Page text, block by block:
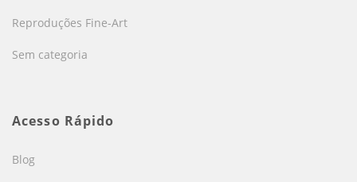
Reproduções Fine-Art
Sem categoria
Acesso Rápido
Blog